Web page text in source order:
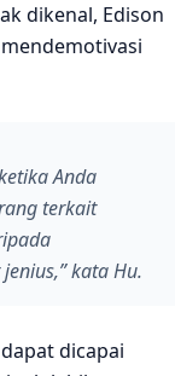
dikenal, Edison
Anda
terkait
kata Hu.
dicapai